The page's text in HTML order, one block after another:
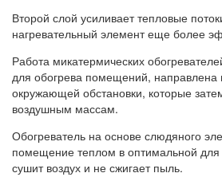
Второй слой усиливает тепловые
нагревательный элемент еще более
Работа микатермических
для обогрева помещений, направлена
окружающей обстановки, которые
воздушным массам.
Обогреватель на основе слюдяного
помещение теплом в оптимальной
сушит воздух и не сжигает пыль.